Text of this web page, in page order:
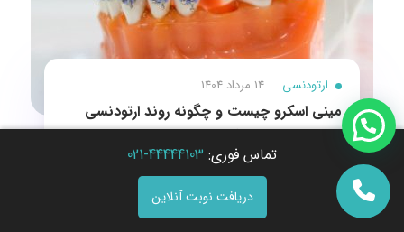
ارتودنسی 14 مرداد 1404
مینی اسکرو چیست و چگونه روند ارتودنسی
دندان را بهینه می‌کند؟
تماس فوری: 44444103-021
دریافت نوبت آنلاین